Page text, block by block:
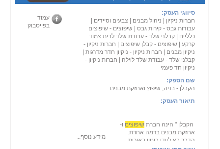
סיווגי העסק:
חברות ניקיון
ניהול מבנים צבעים וסיידים
עבודות גבס - קירות גבס| שיפוצים - שיפוצים
כלליים
קבלני שלד - עבודת שלד לבית צמוד
קרקע| שיפוצים - קבלן שיפוצים
חברות ניקיון -
ניקיון מבנים
חברות ניקיון - ניקיון חדר מדרגות|
קבלני שלד - עבודת שלד לוילה
חברות ניקיון -
ניקיון חד פעמי
שם הספק:
הקבלן - בניה, שיפוץ ואחזקת מבנים
תיאור העסק:
הקבלן " הינה חברת שיפוצים ו-
אחזקת מבנים ברמה אחרת.
הדבר בא ליידי ביטוי באיכות
מידע נוסף...
עמוד
בפייסבוק